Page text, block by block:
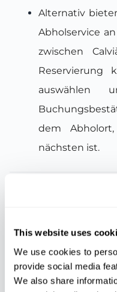
This website uses
We use cookies to
provide social media
We also share
Alternativ
Abholservice
zwischen
Reservierung
auswählen
dem
nächsten ist.
Professioneller
Mittagessen
Getränke
Busfahrt